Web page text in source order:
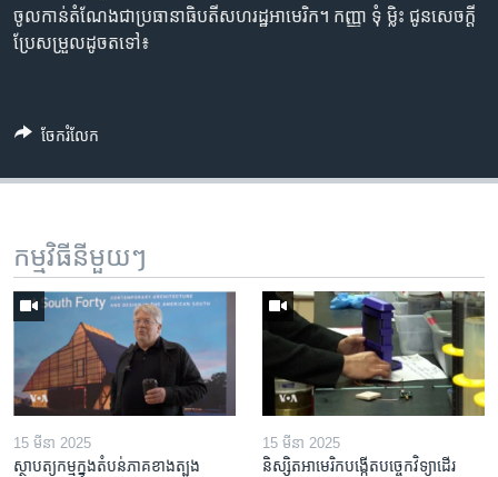
ចូល​កាន់តំណែងជាប្រធានាធិបតី​សហរដ្ឋ​អាមេរិក។ កញ្ញា ទុំ ម្លិះ ជូនសេចក្តី
ប្រែសម្រួល​ដូចតទៅ៖
ចែករំលែក
កម្មវិធី​នីមួយៗ
15 មីនា 2025
ស្ថាបត្យកម្ម​ក្នុង​តំបន់​ភាគ​ខាង​ត្បូង​
15 មីនា 2025
និស្សិត​អាមេរិក​បង្កើត​បច្ចេកវិទ្យា​ដើរ​